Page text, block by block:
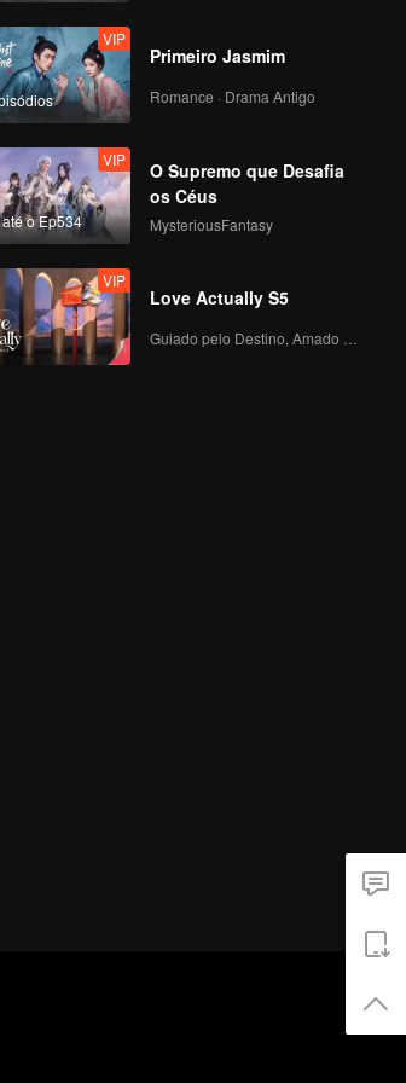
VIP
Primeiro Jasmim
Romance · Drama Antigo
o Ep534
VIP
O Supremo que Desafia
os Céus
MysteriousFantasy
VIP
Love Actually S5